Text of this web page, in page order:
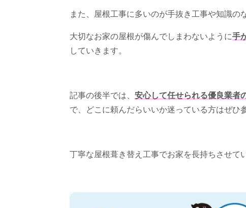
また、屋根工事に多いのが手抜き工事や知識の
大切なお家の屋根が傷んでしまわないように手
していきます。
記事の後半では、 安心して任せられる優良業者
で、どこに頼んだらいいか迷っている方はぜひ
丁寧な屋根葺き替え工事でお家を長持ちさせて